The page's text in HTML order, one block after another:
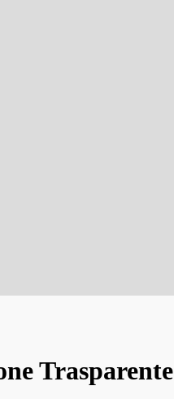
Trasparente